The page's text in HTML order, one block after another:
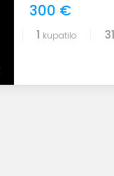
300 €
1 kupatilo